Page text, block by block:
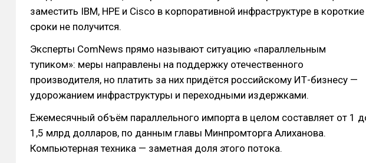
заместить IBM, HPE и Cisco в корпоративной инфраструктуре в короткие
сроки не получится.
Эксперты ComNews прямо называют ситуацию «параллельным
тупиком»: меры направлены на поддержку отечественного
производителя, но платить за них придётся российскому ИТ-бизнесу —
удорожанием инфраструктуры и переходными издержками.
Ежемесячный объём параллельного импорта в целом составляет от 1
1,5 млрд долларов, по данным главы Минпромторга Алиханова.
Компьютерная техника — заметная доля этого потока.